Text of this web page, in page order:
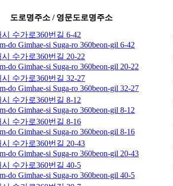
도로명주소 / 영문도로명주소
수가로360번길 6-42
do Gimhae-si Suga-ro 360beon-gil 6-42
수가로360번길 20-22
do Gimhae-si Suga-ro 360beon-gil 20-22
수가로360번길 32-27
do Gimhae-si Suga-ro 360beon-gil 32-27
수가로360번길 8-12
do Gimhae-si Suga-ro 360beon-gil 8-12
수가로360번길 8-16
do Gimhae-si Suga-ro 360beon-gil 8-16
수가로360번길 20-43
do Gimhae-si Suga-ro 360beon-gil 20-43
수가로360번길 40-5
do Gimhae-si Suga-ro 360beon-gil 40-5